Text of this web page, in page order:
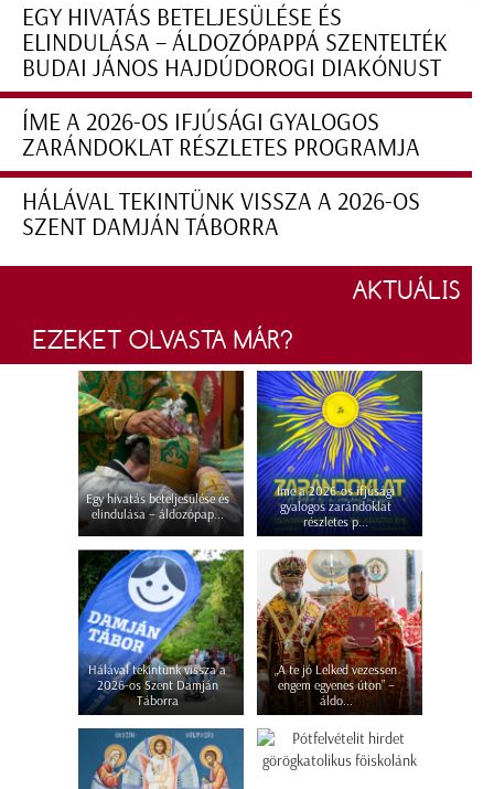
EGY HIVATÁS BETELJESÜLÉSE ÉS
ELINDULÁSA – ÁLDOZÓPAPPÁ SZENTELTÉK
BUDAI JÁNOS HAJDÚDOROGI DIAKÓNUST
ÍME A 2026-OS IFJÚSÁGI GYALOGOS
ZARÁNDOKLAT RÉSZLETES PROGRAMJA
HÁLÁVAL TEKINTÜNK VISSZA A 2026-OS
SZENT DAMJÁN TÁBORRA
AKTUÁLIS
EZEKET OLVASTA MÁR?
Egy hivatás beteljesülése és
elindulása – áldozópap...
Íme a 2026-os ifjúsági
gyalogos zarándoklat
részletes p...
Hálával tekintünk vissza a
2026-os Szent Damján
Táborra
„A te jó Lelked vezessen
engem egyenes úton” –
áldo...